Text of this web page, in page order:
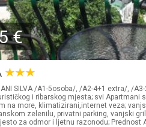
€
SILVA /A1-5osoba/, /A2-4+1 extra/, /
i ribarskog mjesta; svi Apartmani
na more, klimatizirani,internet veza;
zelenilu, privatni parking, vanjski
za odmor i ljetnu razonodu; Prednost